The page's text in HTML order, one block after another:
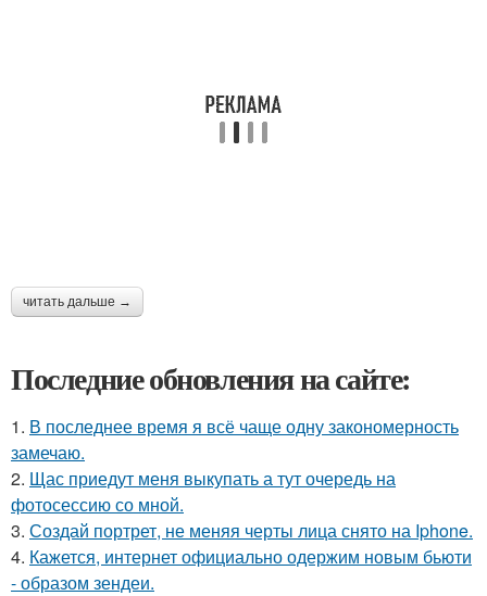
читать дальше →
Последние обновления на сайте:
1. В последнее время я всё чаще одну закономерность
замечаю.
2. Щас приедут меня выкупать а тут очередь на
фотосессию со мной.
3. Создай портрет, не меняя черты лица снято на Iphone.
4. Кажется, интернет официально одержим новым бьюти
- образом зендеи.